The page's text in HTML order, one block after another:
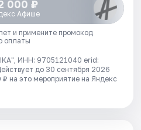
000 ₽
Афише
и примените промокод
оплаты
ИНН: 9705121040 erid:
до 30 сентября 2026
на это мероприятие на Яндекс